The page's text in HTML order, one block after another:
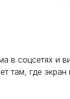
в соцсетях и
там, где